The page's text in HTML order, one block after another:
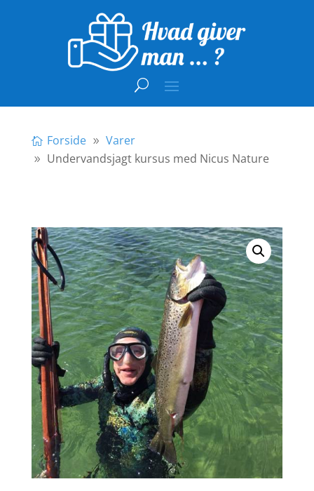
Forside
Varer
Undervandsjagt kursus med Nicus Nature